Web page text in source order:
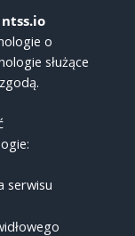
ntss.io
o
służące
serwisu